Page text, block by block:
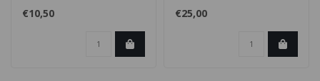
Farbe Tan – dein perfekter
Begl..
€10,50
maken met de 5.11®
Balaclava, ..
€25,00